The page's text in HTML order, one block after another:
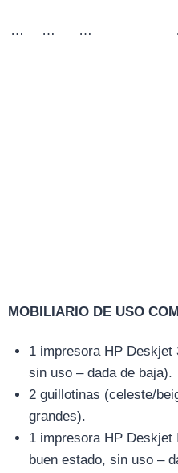
… … …
MOBILIARIO DE USO
1 impresora HP Deskjet
sin uso – dada de baja).
2 guillotinas (celeste/
grandes).
1 impresora HP
buen estado, sin uso –